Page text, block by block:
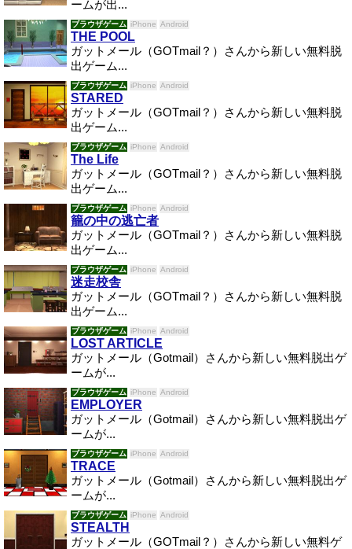
ームが出...
ブラウザゲーム iPhone Android
THE POOL
ガットメール（GOTmail？）さんから新しい無料脱
出ゲーム...
ブラウザゲーム iPhone Android
STARED
ガットメール（GOTmail？）さんから新しい無料脱
出ゲーム...
ブラウザゲーム iPhone Android
The Life
ガットメール（GOTmail？）さんから新しい無料脱
出ゲーム...
ブラウザゲーム iPhone Android
籠の中の逃亡者
ガットメール（GOTmail？）さんから新しい無料脱
出ゲーム...
ブラウザゲーム iPhone Android
迷走校舎
ガットメール（GOTmail？）さんから新しい無料脱
出ゲーム...
ブラウザゲーム iPhone Android
LOST ARTICLE
ガットメール（Gotmail）さんから新しい無料脱出ゲ
ームが...
ブラウザゲーム iPhone Android
EMPLOYER
ガットメール（Gotmail）さんから新しい無料脱出ゲ
ームが...
ブラウザゲーム iPhone Android
TRACE
ガットメール（Gotmail）さんから新しい無料脱出ゲ
ームが...
ブラウザゲーム iPhone Android
STEALTH
ガットメール（GOTmail？）さんから新しい無料ゲ